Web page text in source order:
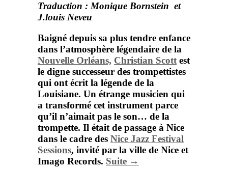
Traduction : Monique Bornstein et
J.louis Neveu
Baigné depuis sa plus tendre enfance
dans l’atmosphère légendaire de la
Nouvelle Orléans, Christian Scott est
le digne successeur des trompettistes
qui ont écrit la légende de la
Louisiane. Un étrange musicien qui
a transformé cet instrument parce
qu’il n’aimait pas le son… de la
trompette. Il était de passage à Nice
dans le cadre des Nice Jazz Festival
Sessions, invité par la ville de Nice et
Imago Records. Suite →